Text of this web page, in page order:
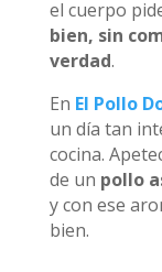
el cuerpo
bien, sin
verdad.
En El Pollo
un día tan
cocina.
de un pollo
y con ese
bien.